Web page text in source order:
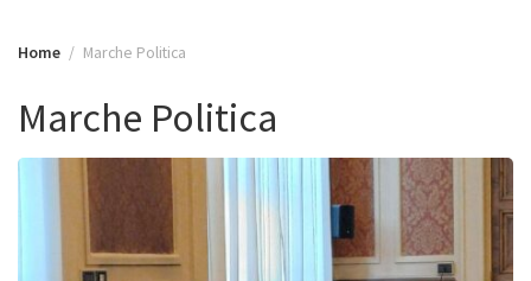
Home Marche Politica
Marche Politica